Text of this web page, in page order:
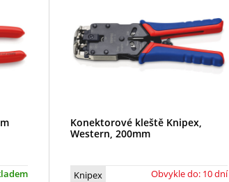
Konektorové kleště Knipex,
Western, 200mm
Knipex Obvykle do: 10 dní